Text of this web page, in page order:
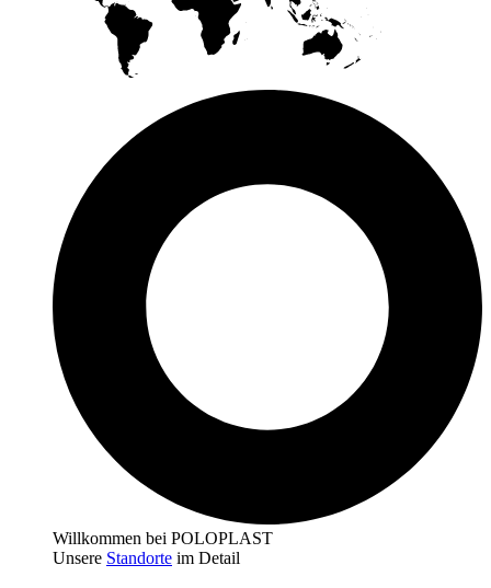
Willkommen bei POLOPLAST
Unsere Standorte im Detail